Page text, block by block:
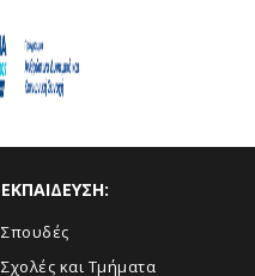
ΕΚΠΑΙΔΕΥΣΗ:
Σπουδές
Σχολές και Τμήματα